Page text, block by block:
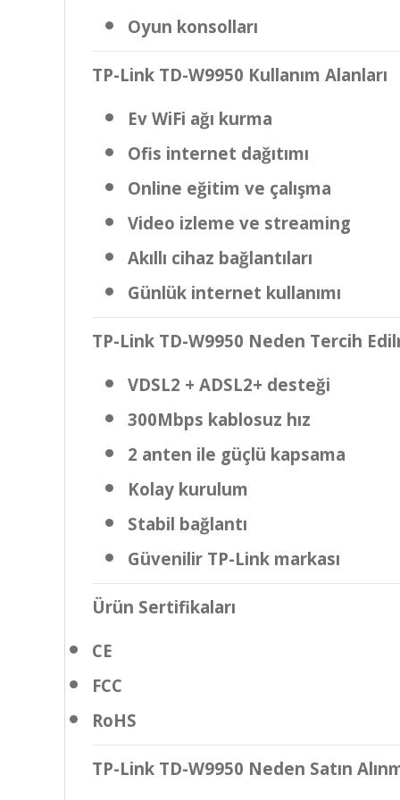
Oyun konsolları
TP-Link TD-W9950 Kullanım Alanları
Ev WiFi ağı kurma
Ofis internet dağıtımı
Online eğitim ve çalışma
Video izleme ve streaming
Akıllı cihaz bağlantıları
Günlük internet kullanımı
TP-Link TD-W9950 Neden Tercih
VDSL2 + ADSL2+ desteği
300Mbps kablosuz hız
2 anten ile güçlü kapsama
Kolay kurulum
Stabil bağlantı
Güvenilir TP-Link markası
Ürün Sertifikaları
CE
FCC
RoHS
TP-Link TD-W9950 Neden Satın